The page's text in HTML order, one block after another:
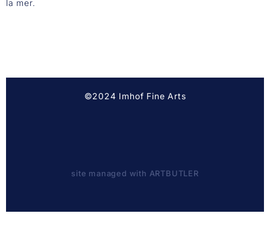
la mer.
©2024 Imhof Fine Arts
site managed with ARTBUTLER